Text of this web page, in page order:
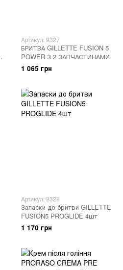
Артикул: 9327
БРИТВА GILLETTE FUSION 5
POWER З 2 ЗАПЧАСТИНАМИ
1 065 грн
Артикул: 9329
Запаски до бритви GILLETTE
FUSION5 PROGLIDE 4шт
1 170 грн